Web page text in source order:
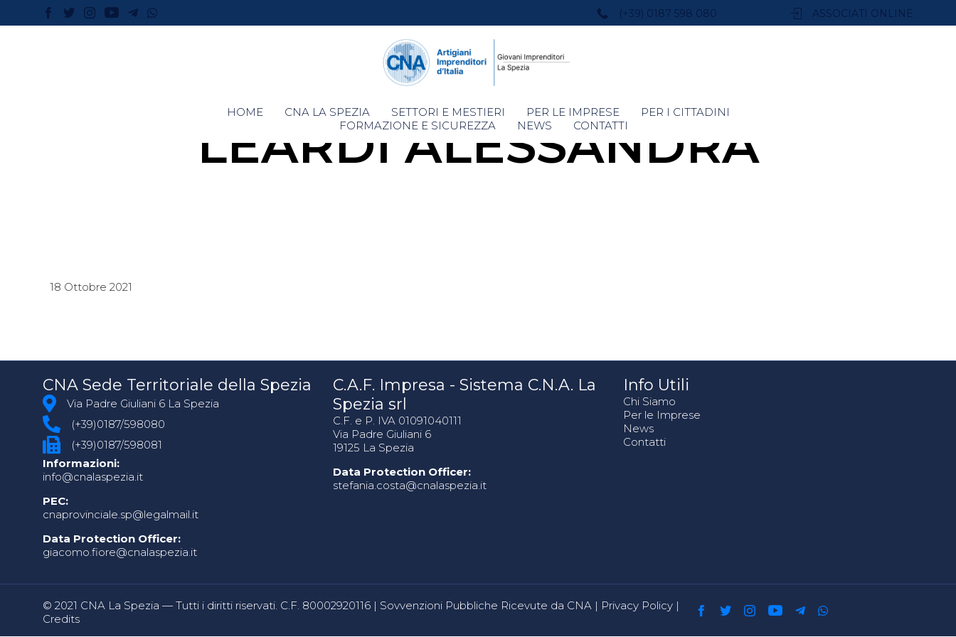
(+39) 0187 598 080 ASSOCIATI ONLINE
Skip
to
HOME CNA LA SPEZIA SETTORI E MESTIERI PER LE IMPRESE
PER I CITTADINI
FORMAZIONE E SICUREZZA
NEWS CONTATTI
LEARDI ALESSANDRA
18 Ottobre 2021
CNA Sede Territoriale della Spezia
Via Padre Giuliani 6 La Spezia
(+39)0187/598080
(+39)0187/598081
Informazioni:
info@cnalaspezia.it
PEC:
cnaprovinciale.sp@legalmail.it
Data Protection Officer:
giacomo.fiore@cnalaspezia.it
C.A.F. Impresa - Sistema C.N.A. La
Spezia srl
C.F. e P. IVA 01091040111
Via Padre Giuliani 6
19125 La Spezia
Data Protection Officer:
stefania.costa@cnalaspezia.it
Info Utili
Chi Siamo
Per le Imprese
News
Contatti
© 2021 CNA La Spezia — Tutti i diritti riservati. C.F. 80002920116 | Sovvenzioni Pubbliche Ricevute da CNA | Privacy Policy |
Credits